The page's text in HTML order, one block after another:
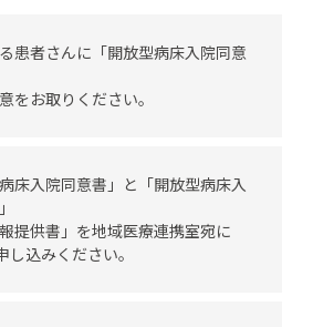
患者さんに「開放型病床入院同意
をお取りください。
病床入院同意書」と「開放型病床入
報提供書」を地域医療連携室宛に
し込みください。